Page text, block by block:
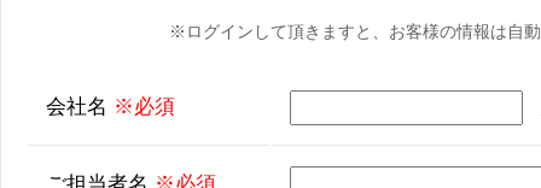
※ログインして頂きますと、お客様の情報は自
会社名 ※必須